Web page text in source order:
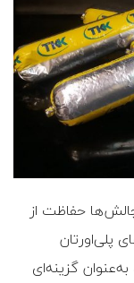
حفاظت از
پلی‌اورتان
گزینه‌ای